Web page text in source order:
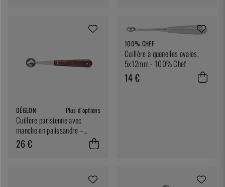
DÉGLON Plus d'options
Cuillère parisienne avec
manche en palissandre –
Déglon
26 €
100% CHEF
Cuillère à quenelles ovales,
5x12mm - 100% Chef
14 €